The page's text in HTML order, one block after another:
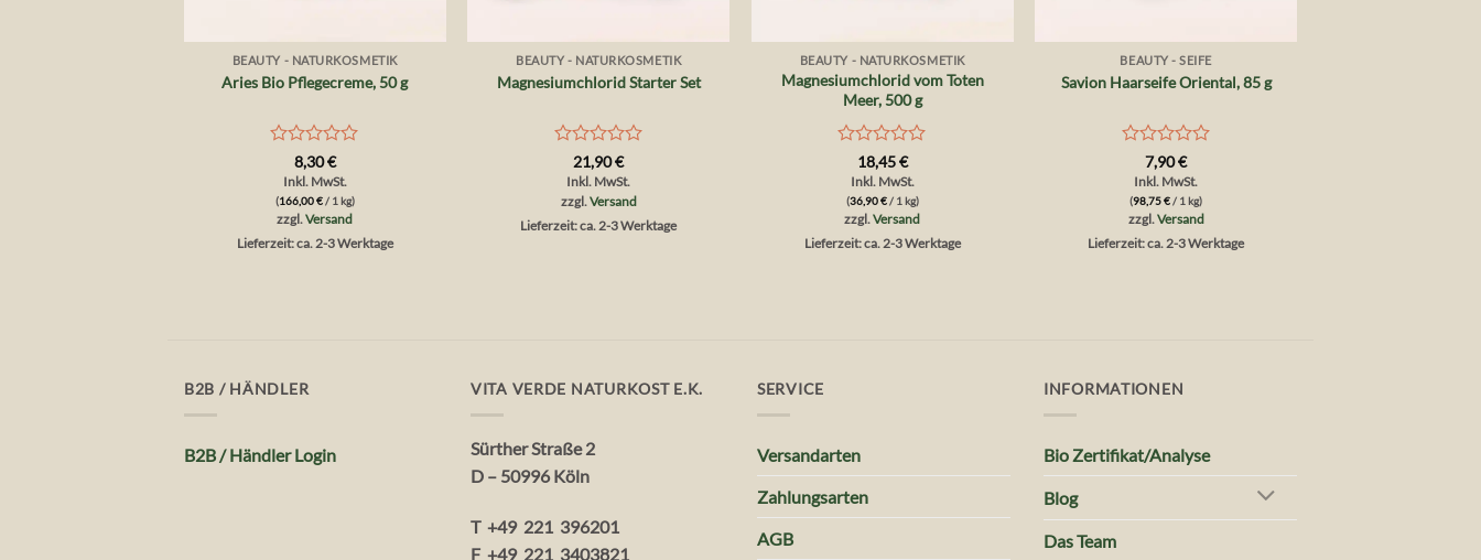
BEAUTY - NATURKOSMETIK
Aries Bio Pflegecreme, 50 g
Bewertet
mit
0
von
5
8,30€
Inkl. MwSt.
(166,00€/ 1 kg)
zzgl.Versand
Lieferzeit: ca. 2-3 Werktage
BEAUTY - NATURKOSMETIK
Magnesiumchlorid Starter Set
Bewertet
mit
von
5
21,90€
Inkl. MwSt.
zzgl. Versand
Lieferzeit: ca. 2-3 Werktage
BEAUTY - NATURKOSMETIK
Magnesiumchlorid vom Toten
Meer, 500 g
Bewertet
mit
von
5
18,45€
Inkl. MwSt.
(36,90€/ 1 kg)
zzgl.Versand
Lieferzeit: ca. 2-3 Werktage
BEAUTY - SEIFE
Savion Haarseife Oriental, 85 g
Bewertet
mit
von
5
7,90€
Inkl. MwSt.
(98,75€/ 1 kg)
zzgl. Versand
Lieferzeit: ca. 2-3 Werktage
B2B / HÄNDLER
B2B / Händler Login
VITA VERDE NATURKOST E.K.
Sürther Straße 2
D – 50996 Köln
T +49 221 396201
F +49 221 3403821
SERVICE
Versandarten
Zahlungsarten
AGB
INFORMATIONEN
Bio Zertifikat/Analyse
Blog
Das Team